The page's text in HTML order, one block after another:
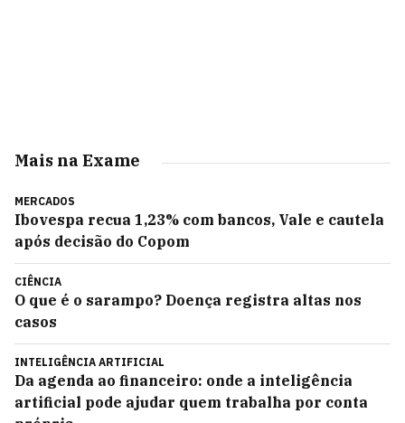
Mais na Exame
MERCADOS
Ibovespa recua 1,23% com bancos, Vale e cautela
após decisão do Copom
CIÊNCIA
O que é o sarampo? Doença registra altas nos
casos
INTELIGÊNCIA ARTIFICIAL
Da agenda ao financeiro: onde a inteligência
artificial pode ajudar quem trabalha por conta